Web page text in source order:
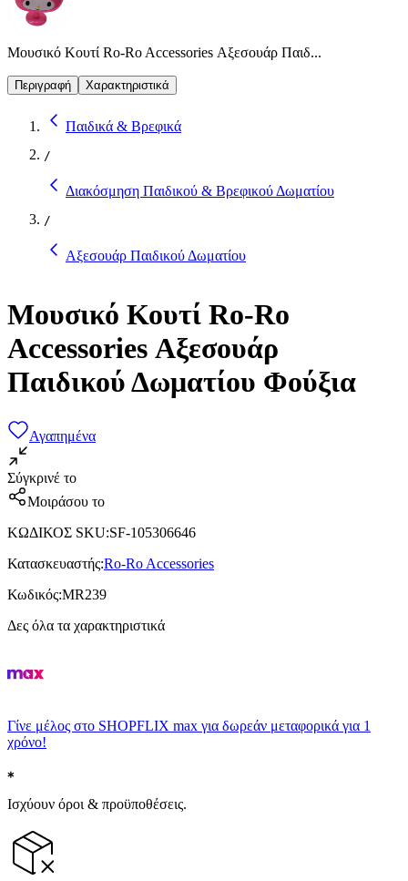
Μουσικό Κουτί Ro-Ro Accessories Αξεσουάρ Παιδ...
Περιγραφή Χαρακτηριστικά
Παιδικά & Βρεφικά
/
Διακόσμηση Παιδικού & Βρεφικού Δωματίου
/
Αξεσουάρ Παιδικού Δωματίου
Μουσικό Κουτί Ro-Ro
Accessories Αξεσουάρ
Παιδικού Δωματίου Φούξια
Αγαπημένα
Σύγκρινέ το
Μοιράσου το
ΚΩΔΙΚΟΣ SKU:SF-105306646
Κατασκευαστής:Ro-Ro Accessories
Κωδικός:MR239
Δες όλα τα χαρακτηριστικά
Γίνε μέλος στο SHOPFLIX max για δωρεάν μεταφορικά για 1
χρόνο!
Ισχύουν όροι & προϋποθέσεις.